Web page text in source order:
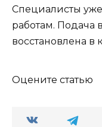
Специалисты
работам. Подача
восстановлена в
Оцените статью